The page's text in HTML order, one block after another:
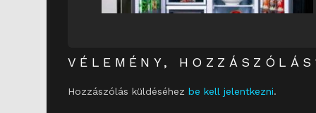
VÉLEMÉNY,
Hozzászólás küldéséhez be kell jelentkezni.